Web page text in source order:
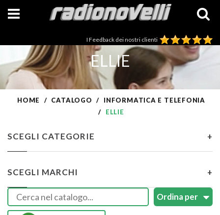
I Feedback dei nostri clienti
ELLIE
HOME CATALOGO
INFORMATICA E TELEFONIA
ELLIE
SCEGLI CATEGORIE +
SCEGLI MARCHI +